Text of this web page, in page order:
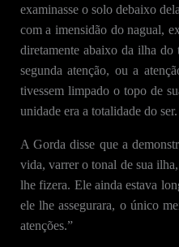
examinasse o solo debaixo
com a imensidão do nagual,
diretamente abaixo da ilha do
segunda atenção, ou a
tivessem limpado o topo de
unidade era a totalidade do ser.
A Gorda disse que a
vida, varrer o tonal de sua
lhe fizera. Ele ainda estava
ele lhe assegurara, o único
atenções.”